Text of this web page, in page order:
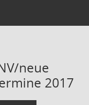
neue
2017